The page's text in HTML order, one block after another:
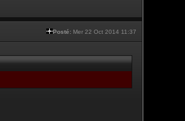
Posté: Mer 22 Oct 2014 11:37